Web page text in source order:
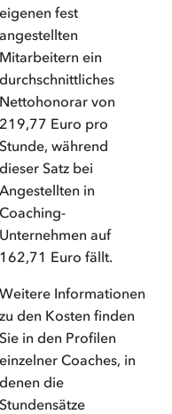
eigenen fest
angestellten
Mitarbeitern ein
durchschnittliches
Nettohonorar von
219,77 Euro pro
Stunde, während
dieser Satz bei
Angestellten in
Coaching-
Unternehmen auf
162,71 Euro fällt.
Weitere Informationen
zu den Kosten finden
Sie in den Profilen
einzelner Coaches, in
denen die
Stundensätze